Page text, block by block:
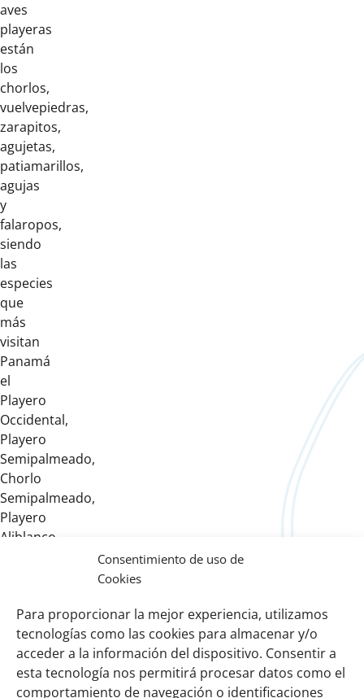
Consentimiento de uso de
Cookies
Para proporcionar la mejor experiencia, utilizamos
tecnologías como las cookies para almacenar y/o
acceder a la información del dispositivo. Consentir a
esta tecnología nos permitirá procesar datos como el
comportamiento de navegación o identificaciones
aves
playeras
están
los
chorlos,
vuelvepiedras,
zarapitos,
agujetas,
patiamarillos,
agujas
y
falaropos,
siendo
las
especies
que
más
visitan
Panamá
el
Playero
Occidental,
Playero
Semipalmeado,
Chorlo
Semipalmeado,
Playero
Aliblanco,
Zarapito
Trinador.